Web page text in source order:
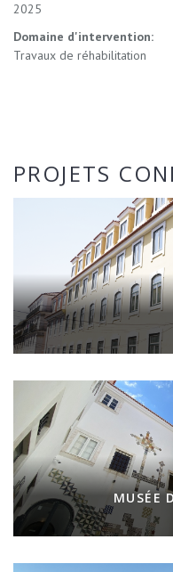
2025
Domaine d'intervention:
Travaux de réhabilitation
PROJETS
MUSÉE